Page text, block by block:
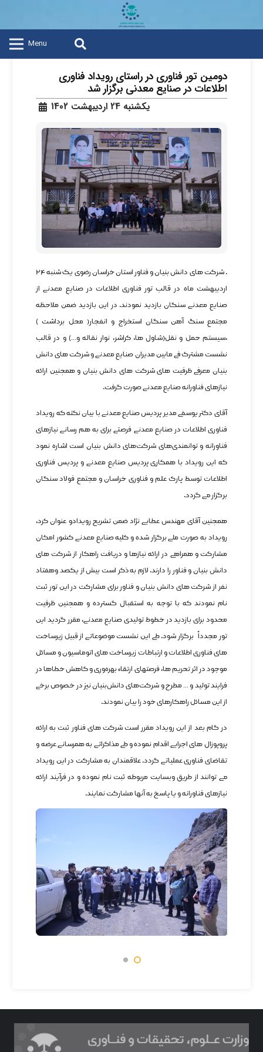
Menu
دومین تور فناوری در راستای رویداد فناوری
اطلاعات در صنایع معدنی برگزار شد
یکشنبه 24 اردیبهشت 1402
. شرکت های دانش بنیان و فناور استان خراسان رضوی یک شنبه ۲۴
اردیبهشت ماه در قالب تور فناوری اطلاعات در صنایع معدنی از
صنایع معدنی سنگان بازدید نمودند. در این بازدید ضمن ملاحظه
مجتمع سنگ آهن سنگان استخراج و انفجار( محل برداشت )
،سیستم حمل و نقل(شاول ها، کراشر، نوار نقاله و…) و در قالب
نشست مشترک فی مابین مدیران صنایع معدنی و شرکت های دانش
بنیان معرفی ظرفیت های شرکت های دانش بنیان و همچنین ارائه
نیازهای فناورانه صنایع معدنی صورت گرفت.
آقای دکتر یوسفی مدیر پردیس صنایع معدنی با بیان نکته که رویداد
فناوری اطلاعات در صنایع معدنی فرصتی برای به هم رسانی نیازهای
فناورانه و توانمندی‌های شرکت‌های دانش بنیان است اشاره نمود
که این رویداد با همکاری پردیس صنایع معدنی و پردیس فناوری
اطلاعات توسط پارک علم و فناوری خراسان و مجتمع فولاد سنگان
برگزار می گردد.
همچنین آقای مهندس عطایی نژاد ضمن تشریح رویدادو عنوان کرد،
رویداد به صورت ملی برگزار شده و کلیه صنایع معدنی کشور امکان
مشارکت و همراهی در ارائه نیازها و دریافت راهکار از شرکت های
دانش بنیان و فناور را دارند. لازم به ذکر است بیش از یکصد وهفتاد
نفر از شرکت های دانش بنیان و فناور برای مشارکت در این تور ثبت
نام نمودند که با توجه به استقبال گسترده و همچنین ظرفیت
محدود برای بازدید در خطوط تولیدی صنایع معدنی، مقرر گردید این
تور مجدداً برگزار شود. طی این نشست موضوعاتی از قبیل زیرساخت
های فناوری اطلاعات و ارتباطات زیرساخت های اتوماسیون و مسائل
موجود در اثر تحریم ها، فرصتهای ارتقاء بهره‌وری و کاهش خطاها در
فرایند تولید و … مطرح و شرکت‌های دانش‌بنیان نیز در خصوص برخی
از این مسائل راهکارهای خود را بیان نمودند.
در گام بعد از این رویداد مقرر است شرکت های فناور ثبت به ارائه
پروپوزال های اجرایی اقدام نموده و طی مذاکراتی به همرسانی عرضه و
تقاضای فناوری عملیاتی گردد. علاقمندان به مشارکت در این رویداد
می توانند از طریق وبسایت مربوطه ثبت نام نموده و در فرآیند ارائه
نیازهای فناورانه و یا پاسخ به آنها مشارکت نمایند.